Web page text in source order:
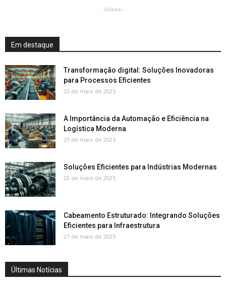
- Sidebar -
Em destaque
Transformação digital: Soluções Inovadoras
para Processos Eficientes
23 de maio de 2025
A Importância da Automação e Eficiência na
Logística Moderna
23 de maio de 2025
Soluções Eficientes para Indústrias Modernas
22 de maio de 2025
Cabeamento Estruturado: Integrando Soluções
Eficientes para Infraestrutura
21 de maio de 2025
Últimas Notícias